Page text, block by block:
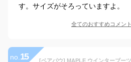
す。サイズがそろっていますよ。
全てのおすすめコメント
no. 15